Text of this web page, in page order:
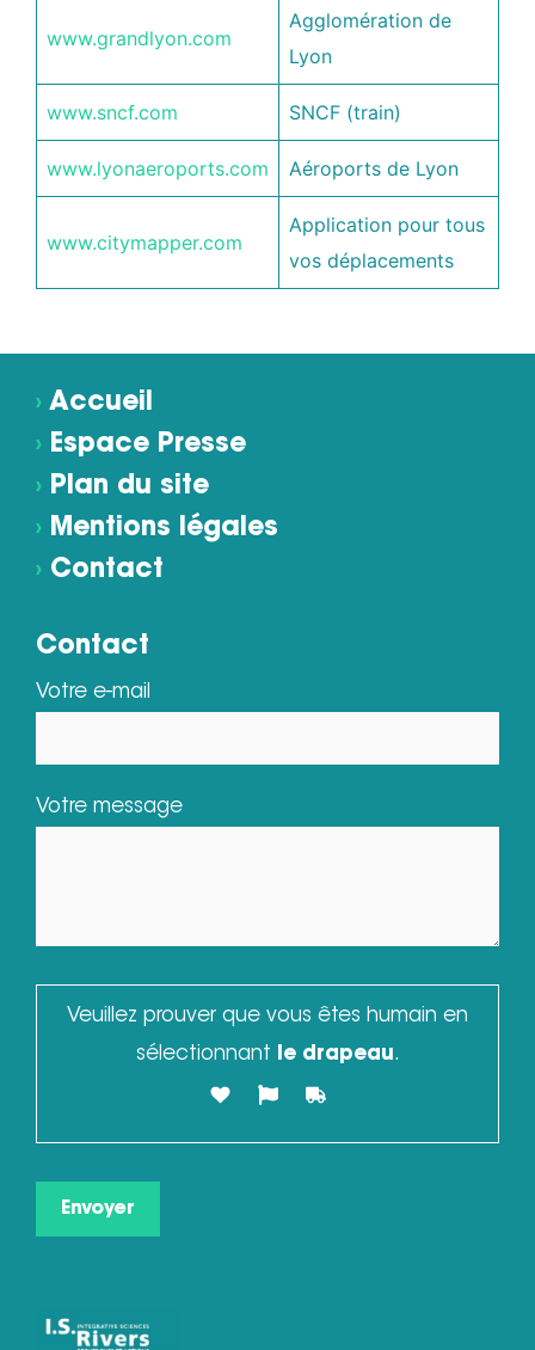
www.grandlyon.com
Agglomération de
Lyon
www.sncf.com SNCF (train)
www.lyonaeroports.com Aéroports de Lyon
www.citymapper.com
Application pour tous
vos déplacements
› Accueil
› Espace Presse
› Plan du site
› Mentions légales
› Contact
Contact
Votre e-mail
Votre message
Veuillez prouver que vous êtes humain en
sélectionnant le drapeau.